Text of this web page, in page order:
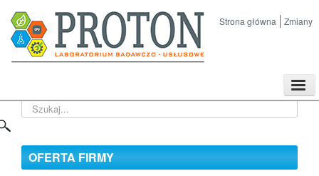
Strona główna Zmiany
Kontakt
Szukaj...
OFERTA FIRMY